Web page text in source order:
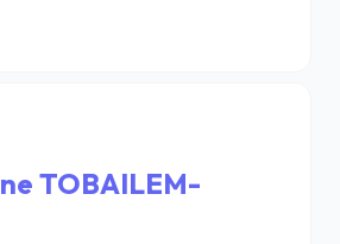
TOBAILEM-